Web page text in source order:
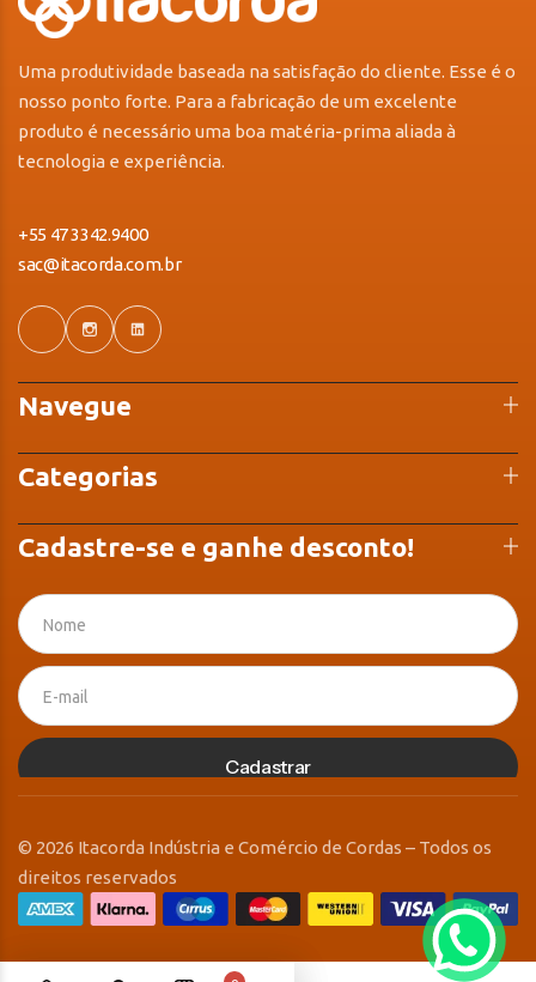
Uma produtividade baseada na satisfação do cliente. Esse é o
nosso ponto forte. Para a fabricação de um excelente
produto é necessário uma boa matéria-prima aliada à
tecnologia e experiência.
+55 47 3342.9400
sac@itacorda.com.br
Navegue
Categorias
Cadastre-se e ganhe desconto!
Cadastrar
© 2026 Itacorda Indústria e Comércio de Cordas – Todos os
direitos reservados